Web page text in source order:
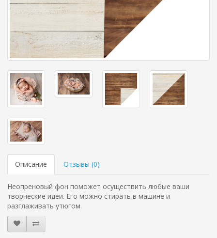
Описание Отзывы (0)
Неопреновый фон поможет осуществить любые ваши
творческие идеи. Его можно стирать в машине и
разглаживать утюгом.